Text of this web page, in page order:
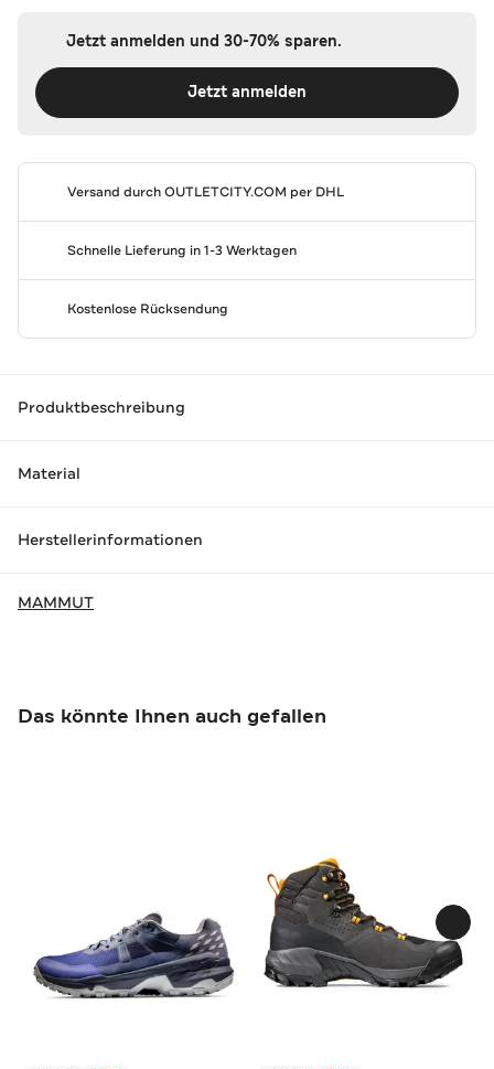
Jetzt anmelden und 30-70% sparen.
Jetzt anmelden
Versand durchOUTLETCITY.COM per DHL
Schnelle Lieferung in 1-3 Werktagen
Kostenlose Rücksendung
Produktbeschreibung
Material
Herstellerinformationen
MAMMUT
Das könnte Ihnen auch gefallen